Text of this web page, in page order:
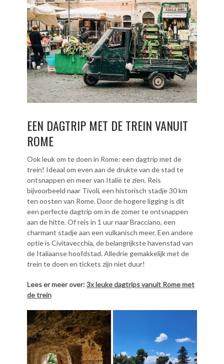
EEN DAGTRIP MET DE TREIN VANUIT
ROME
Ook leuk om te doen in Rome: een dagtrip met de
trein! Ideaal om even aan de drukte van de stad te
ontsnappen en meer van Italië te zien. Reis
bijvoorbeeld naar Tivoli, een historisch stadje 30 km
ten oosten van Rome. Door de hogere ligging is dit
een perfecte dagtrip om in de zomer te ontsnappen
aan de hitte. Of reis in 1 uur naar Bracciano, een
charmant stadje aan een vulkanisch meer. Een andere
optie is Civitavecchia, de belangrijkste havenstad van
de Italiaanse hoofdstad. Alledrie gemakkelijk met de
trein te doen en tickets zijn niet duur!
Lees er meer over:3x leuke dagtrips vanuit Rome met
de trein